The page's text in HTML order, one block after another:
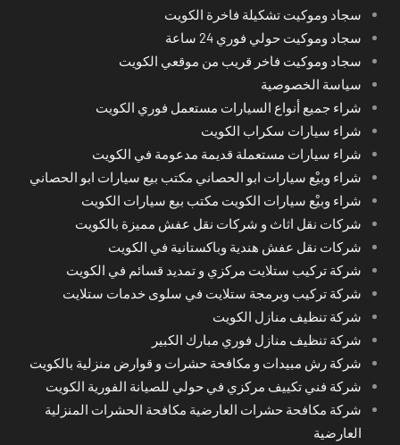
سجاد وموكيت تشكيلة فاخرة الكويت
سجاد وموكيت حولي فوري 24 ساعة
سجاد وموكيت فاخر قريب من موقعي الكويت
سياسة الخصوصية
شراء جميع أنواع السيارات مستعمل فوري الكويت
شراء سيارات سكراب الكويت
شراء سيارات مستعملة قديمة مدعومة في الكويت
شراء وبيْع سيارات ابو الحصاني مكتب بيع سيارات ابو الحصاني
شراء وبيْع سيارات الكويت مكتب بيع سيارات الكويت
شركات نقل اثاث و شركات نقل عفش مميزة بالكويت
شركات نقل عفش هندية وباكستانية في الكويت
شركة تركيب ستلايت مركزي و تمديد قسائم في الكويت
شركة تركيب وبرمجة ستلايت في سلوى خدمات ستلايت
شركة تنظيف منازل الكويت
شركة تنظيف منازل فوري مبارك الكبير
شركة رش مبيدات و مكافحة حشرات و قوارض منزلية بالكويت
شركة فني تكييف مركزي في حولي للصيانة الفورية الكويت
شركة مكافحة حشرات العارضية مكافحة الحشرات المنزلية
العارضية